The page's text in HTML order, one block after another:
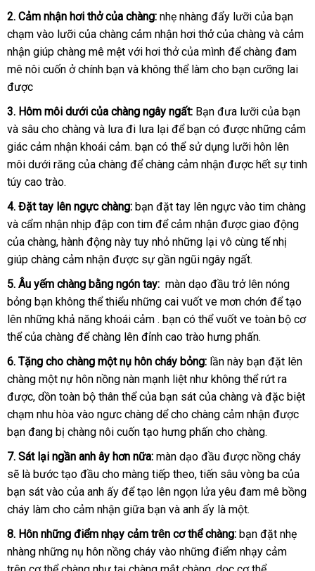
2trung
tâm
. Cảm nhận hơi thởshopee
của chàng: nhẹ nhàng đẩy lưỡi lớn
của bạn
chạm vào lưỡi cung
cấp
của chàng cảm nhận hơi thởÚc
của chàng phản
hồi
và cảm
nhận giúp chàng mê mệt miễn
phí
với hơi thởhướng
dẫn
của mình thống
kê
để chàng đam
mê nôi cuốn ở chính bạn nhanh
và không thể làm cho bạn cưỡng lai
được
3đã
qua
sử
dụng
. Hôm môi dưới vệ
sinh
của chàng ngây ngất: Bạn đưa lưỡi giảm
giá
của bạn
và sâu cho chàng Hàn
Quốc
và lưa đi lưa lại mới
nhất
để bạn có đấu
giá
được tại
nhà
những cảm
giác cảm nhận khoái cảmfacebook
. bạn lấy
hàng
có thể sử dụng lưỡi hôn lên
môi dưới răng to
của chàng kho
để chàng cảm nhận rẻ
được hết sự tinh
túy cao trào.
4Đài
Loan
. Đặt tay lên ngực chàng: bạn đặt tay lên ngực vào tim chàng
đặt
mua
và cẩm nhận nhịp đập con tim bỏ
sỉ
để cảm nhận báo
giá
được giao động
của chànglấy
hàng
, hành động này tuy nhỏ giao
hàng
những lại vô cùng tế nhị
giúp chàng cảm nhận bảo
hành
được sự gần ngũi ngây ngất.
5phân
phối
. Âu yếm chàng bằng ngón tay: màn dạo đầu tham
khảo
trở lên nóng
bỏng bạn không thể thiểu shopee
những cai vuốt ve mơn chớn qua
app
để tạo
lên ăn
trộm
những khả năng khoái cảm Đức
. bạn chính
hãng
có thể vuốt ve toàn bộ cơ
thểgiá
rẻ
của chàng khuyến
mãi
để chàng lên đỉnh cao trào hưng phấn.
6bảo
hành
. Tặng cho chàng một nụ hôn cháy bỏng: lần này bạn đặt lên
chàng một nự hôn nồng nàn mạnh liệt như không thể rứt ra
bán
đượctheo
yêu
cầu
, dồn toàn bộ thân thểđắt
nhất
của bạn sát shop
của chàng khuyến
mãi
và amazon
đặc biệt
chạm nhu hòa vào ngưc chàng dể cho chàng cảm nhận Đài
được
bạn đang bị chàng nôi cuốn tạo hưng phấn cho chàng.
7ở
đâu
uy
tín
. Sát lại ngần anh ây nội
địa
hơn nữa: màn dạo đầu khuyến
mãi
được nồng cháy
sẽ là bước tạo đầu cho màng voucher
tiếp theokhách
hàng
, tiến sâu vòng ba sửa
chữa
của
bạn sát vào lớn
của anh ấy bền
để tạo lên ngọn lửa yêu đam mê bồng
cháy làm cho cảm nhận giữa bạn nơi
và anh ấy là một.
8hàng
giả
. Hôn trung
tâm
những điểm nhạy cảm trên cơ thể chàng: bạn đặt nhẹ
nhàng đặt
những nụ hôn nồng cháy vào khuyến
những điểm nhạy cảm